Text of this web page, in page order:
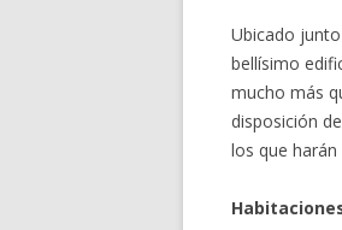
Ubicado
bellísimo
mucho más
disposición
los que